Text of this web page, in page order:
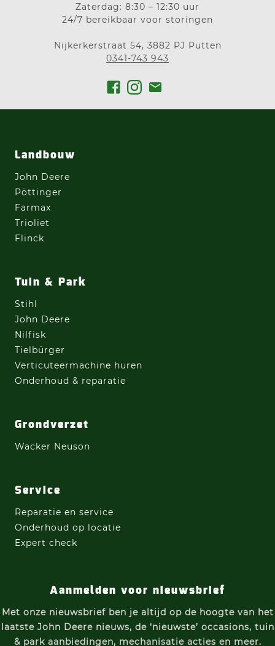
Zaterdag: 8:30 – 12:30 uur
24/7 bereikbaar voor storingen
Nijkerkerstraat 54, 3882 PJ Putten
0341-743 943
Landbouw
John Deere
Pöttinger
Farmax
Trioliet
Flinck
Tuin & Park
Stihl
John Deere
Nilfisk
Tielbürger
Verticuteermachine huren
Onderhoud & reparatie
Grondverzet
Wacker Neuson
Service
Reparatie en service
Onderhoud op locatie
Expert check
Aanmelden voor nieuwsbrief
Met onze nieuwsbrief ben je altijd op de hoogte van het
laatste John Deere nieuws, de ‘nieuwste’ occasions, tuin
& park aanbiedingen, mechanisatie acties en meer.